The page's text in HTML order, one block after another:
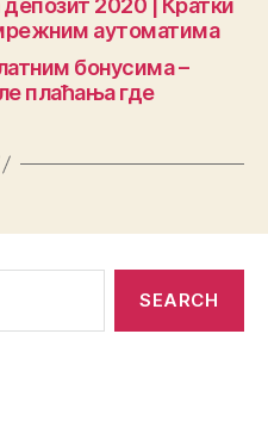
депозит 2020 | Кратки
аутоматима
бонусима –
плаћања где